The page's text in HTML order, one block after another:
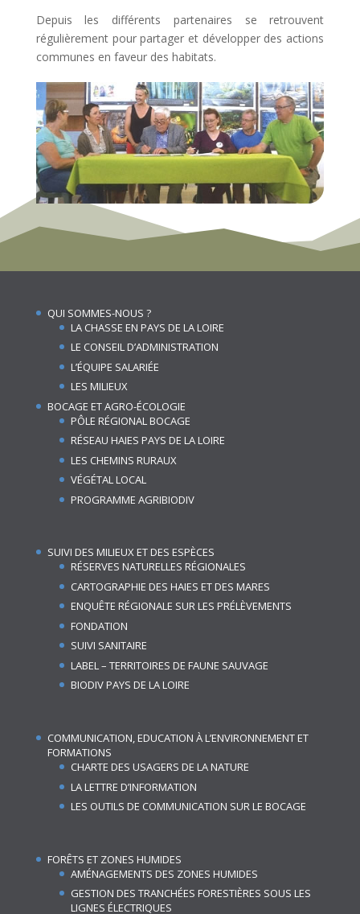
Depuis les différents partenaires se retrouvent
régulièrement pour partager et développer des actions
communes en faveur des habitats.
QUI SOMMES-NOUS ?
LA CHASSE EN PAYS DE LA LOIRE
LE CONSEIL D’ADMINISTRATION
L’ÉQUIPE SALARIÉE
LES MILIEUX
BOCAGE ET AGRO-ÉCOLOGIE
PÔLE RÉGIONAL BOCAGE
RÉSEAU HAIES PAYS DE LA LOIRE
LES CHEMINS RURAUX
VÉGÉTAL LOCAL
PROGRAMME AGRIBIODIV
SUIVI DES MILIEUX ET DES ESPÈCES
RÉSERVES NATURELLES RÉGIONALES
CARTOGRAPHIE DES HAIES ET DES MARES
ENQUÊTE RÉGIONALE SUR LES PRÉLÈVEMENTS
FONDATION
SUIVI SANITAIRE
LABEL – TERRITOIRES DE FAUNE SAUVAGE
BIODIV PAYS DE LA LOIRE
COMMUNICATION, EDUCATION À L’ENVIRONNEMENT ET
FORMATIONS
CHARTE DES USAGERS DE LA NATURE
LA LETTRE D’INFORMATION
LES OUTILS DE COMMUNICATION SUR LE BOCAGE
FORÊTS ET ZONES HUMIDES
AMÉNAGEMENTS DES ZONES HUMIDES
GESTION DES TRANCHÉES FORESTIÈRES SOUS LES
LIGNES ÉLECTRIQUES